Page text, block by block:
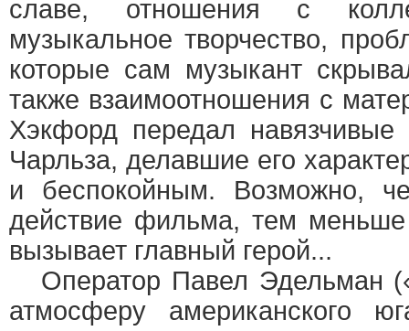
славе, отношения с
музыкальное творчество,
которые сам музыкант
также взаимоотношения с
Хэкфорд передал
Чарльза, делавшие его
и беспокойным. Возможно,
действие фильма, тем меньше
вызывает главный герой...
Оператор Павел Эдельман
атмосферу американского